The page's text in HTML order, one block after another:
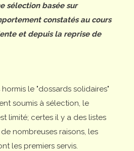
sélection basée sur
constatés au cours
et depuis la reprise de
le "dossards solidaires"
soumis à sélection, le
limité; certes il y a des listes
nombreuses raisons, les
les premiers servis.